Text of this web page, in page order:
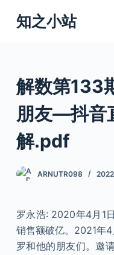
跳
过
知之小站
解数第133
朋友—抖音
解.pdf
ARNUTR098
罗永浩: 2020年4月1
销售额破亿。2021年
罗和他的朋友们。邀